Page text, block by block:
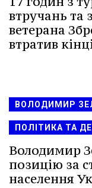
втручань та
ветерана
втратив
ВОЛОДИМИР
ПОЛІТИКА ТА
Володимир
позицію за
населення